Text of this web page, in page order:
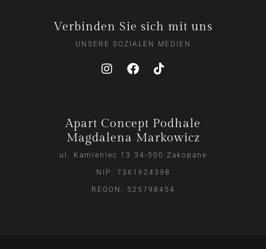
Verbinden Sie sich mit uns
UNSERE SOZIALEN MEDIEN
Apart Concept Podhale
Magdalena Markowicz
ul. Kamieniec 13 34-500 Zakopane
NIP: 7361624398
REGON: 525798454